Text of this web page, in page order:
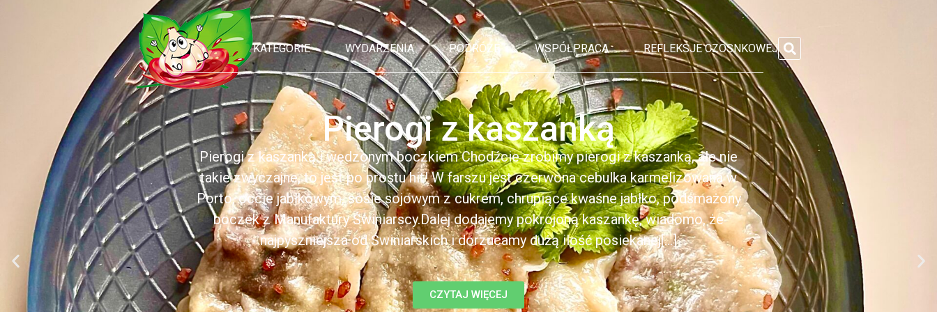
KATEGORIE WYDARZENIA PODRÓŻE WSPÓŁPRACA REFLEKSJE CZOSNKOWEJ
Pierogi z kaszanką
Pierogi z kaszanką i wędzonym boczkiem Chodźcie zrobimy pierogi z kaszanką, ale nie
takie zwyczajne, to jest po prostu hit! W farszu jest czerwona cebulka karmelizowana w
Porto, occie jabłkowym, sosie sojowym z cukrem, chrupiące kwaśne jabłko, podsmażony
boczek z Manufaktury Świniarscy.Dalej dodajemy pokrojoną kaszankę, wiadomo, że
najpyszniejsza od Świniarskich i dorzucamy dużą ilość posiekanej[...]
CZYTAJ WIĘCEJ